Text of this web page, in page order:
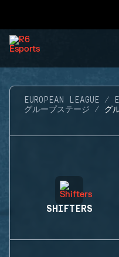
EUROPEAN LEAGUE
グループステージ
グ
SHIFTERS